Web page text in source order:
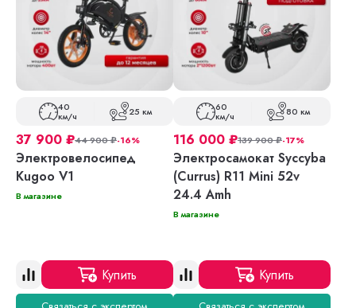
40
км/ч 25 км
37 900 ₽44 900₽-16%
Электровелосипед
Kugoo V1
В магазине
Купить
60
км/ч 80 км
116 000 ₽139 900₽-17%
Электросамокат Syccyba
(Currus) R11 Mini 52v
24.4 Amh
В магазине
Купить